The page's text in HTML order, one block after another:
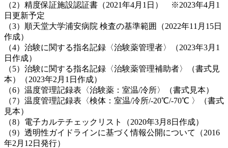
（2）精度保証施設認証書（2021年4月1日） ※2023年4月1
日更新予定
（3）順天堂大学浦安病院 検査の基準範囲（2022年11月15日
作成）
（4）治験に関する指名記録〈治験薬管理者〉（2023年3月1
日作成）
（5）治験に関する指名記録〈治験薬管理補助者〉（書式見
本）（2023年2月1日作成）
（6）温度管理記録表〈治験薬：室温/冷所〉（書式見本）
（7）温度管理記録表〈検体：室温/冷所/-20℃/-70℃ 〉（書式
見本）
（8）電子カルテチェックリスト（2020年3月8日作成）
（9）透明性ガイドラインに基づく情報公開について（2016
年2月12日発行）